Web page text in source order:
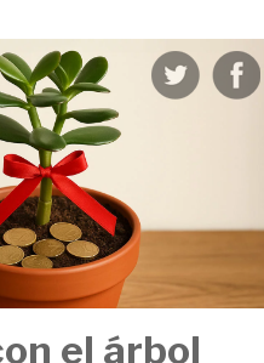
el árbol